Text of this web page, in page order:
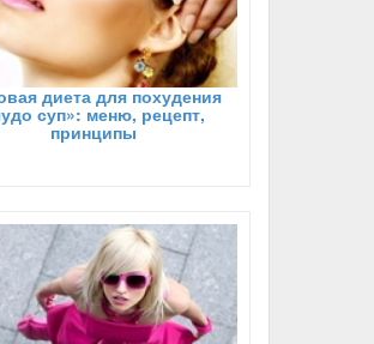
диета для похудения
суп»: меню, рецепт,
принципы